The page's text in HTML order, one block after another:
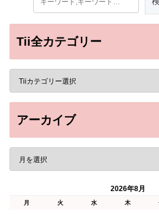
Tii全カテゴリー
アーカイブ
2026年8月
月 火 水 木